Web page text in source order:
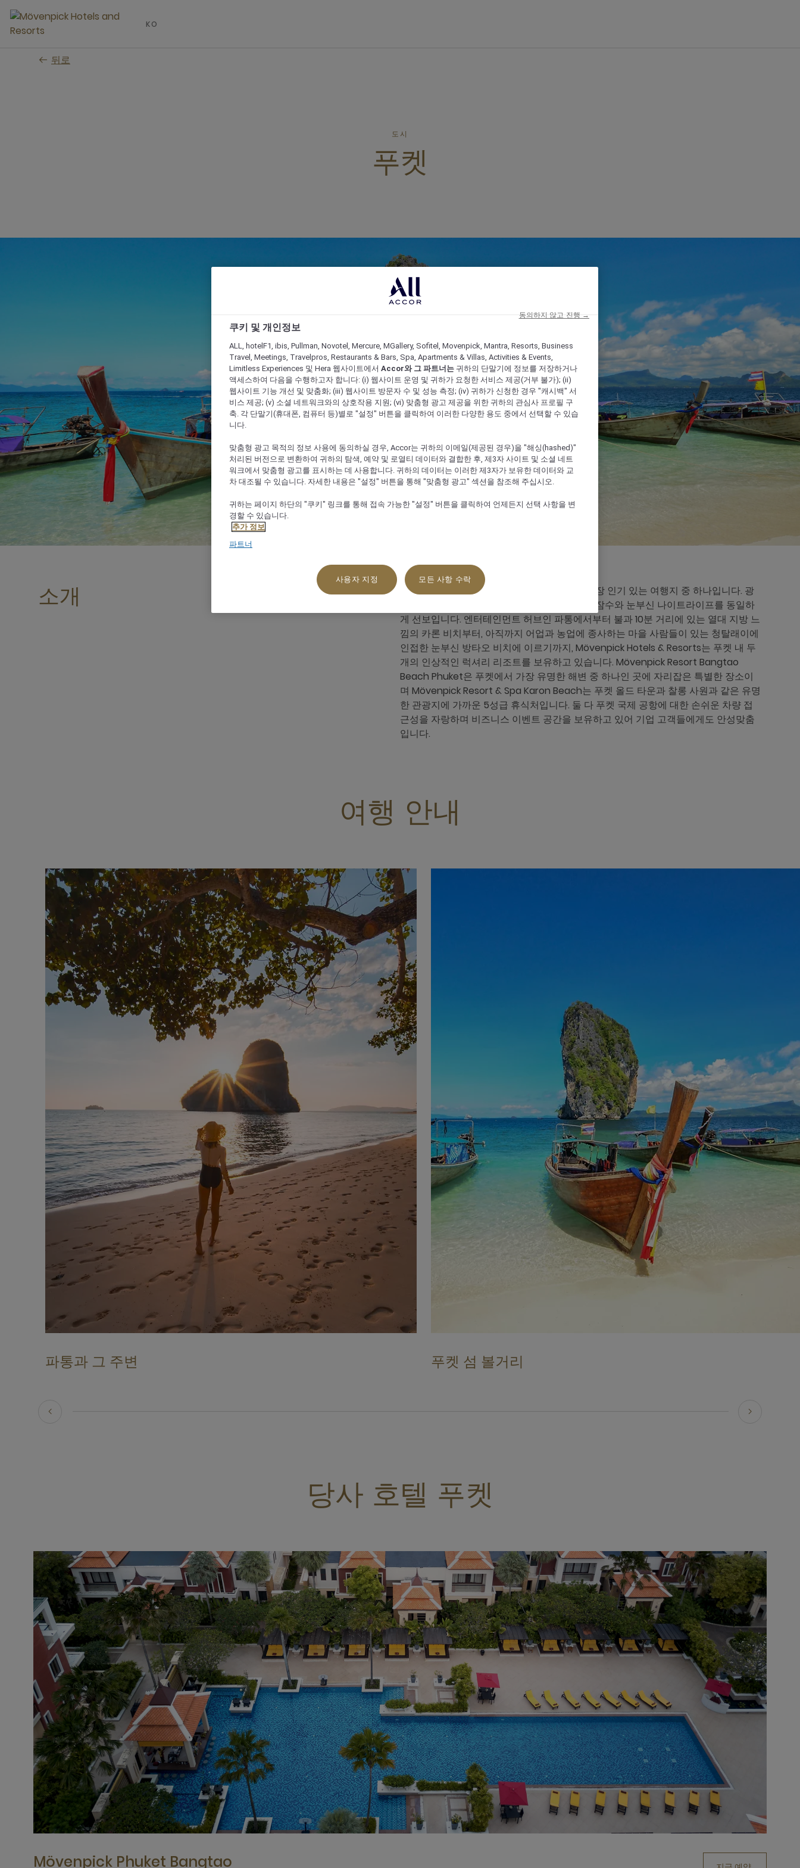
Skip
main
KO
뒤로
도시
푸켓
소개
열대 우림으로 꾸며진 푸켓 섬은 세계적으로 가장 인기 있는 여행지 중 하나입니다. 광
대하게 뻗어나가는 모험과 휴식의 폭발은 심해 잠수와 눈부신 나이트라이프를 동일하
게 선보입니다. 엔터테인먼트 허브인 파통에서부터 불과 10분 거리에 있는 열대 지방 느
낌의 카론 비치부터, 아직까지 어업과 농업에 종사하는 마을 사람들이 있는 청탈래이에
인접한 눈부신 방타오 비치에 이르기까지, Mövenpick Hotels & Resorts는 푸켓 내 두
개의 인상적인 럭셔리 리조트를 보유하고 있습니다. Mövenpick Resort Bangtao
Beach Phuket은 푸켓에서 가장 유명한 해변 중 하나인 곳에 자리잡은 특별한 장소이
며 Mövenpick Resort & Spa Karon Beach는 푸켓 올드 타운과 찰롱 사원과 같은 유명
한 관광지에 가까운 5성급 휴식처입니다. 둘 다 푸켓 국제 공항에 대한 손쉬운 차량 접
근성을 자랑하며 비즈니스 이벤트 공간을 보유하고 있어 기업 고객들에게도 안성맞춤
입니다.
여행 안내
파통과 그 주변 푸켓 섬 볼거리
당사 호텔 푸켓
Mövenpick Phuket Bangtao
쿠키 및 개인정보
ALL, hotelF1, ibis, Pullman, Novotel, Mercure, MGallery, Sofitel, Movenpick, Mantra, Resorts, Business
Travel, Meetings, Travelpros, Restaurants & Bars, Spa, Apartments & Villas, Activities & Events,
Limitless Experiences 및 Hera 웹사이트에서 Accor와 그 파트너는 귀하의 단말기에 정보를 저장하거나
액세스하여 다음을 수행하고자 합니다: (i) 웹사이트 운영 및 귀하가 요청한 서비스 제공(거부 불가); (ii)
웹사이트 기능 개선 및 맞춤화; (iii) 웹사이트 방문자 수 및 성능 측정; (iv) 귀하가 신청한 경우 "캐시백" 서
비스 제공; (v) 소셜 네트워크와의 상호작용 지원; (vi) 맞춤형 광고 제공을 위한 귀하의 관심사 프로필 구
축. 각 단말기(휴대폰, 컴퓨터 등)별로 "설정" 버튼을 클릭하여 이러한 다양한 용도 중에서 선택할 수 있습
니다.
맞춤형 광고 목적의 정보 사용에 동의하실 경우, Accor는 귀하의 이메일(제공된 경우)을 "해싱(hashed)"
처리된 버전으로 변환하여 귀하의 탐색, 예약 및 로열티 데이터와 결합한 후, 제3자 사이트 및 소셜 네트
워크에서 맞춤형 광고를 표시하는 데 사용합니다. 귀하의 데이터는 이러한 제3자가 보유한 데이터와 교
차 대조될 수 있습니다. 자세한 내용은 "설정" 버튼을 통해 "맞춤형 광고" 섹션을 참조해 주십시오.
귀하는 페이지 하단의 "쿠키" 링크를 통해 접속 가능한 "설정" 버튼을 클릭하여 언제든지 선택 사항을 변
경할 수 있습니다.
추가 정보
파트너
사용자 지정 모든 사항 수락
동의하지 않고 진행 →